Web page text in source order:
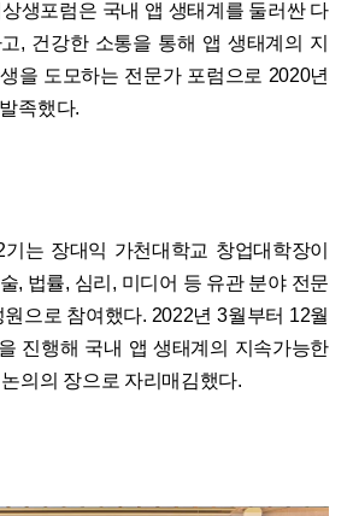
생포럼은 국내 앱 생태계를 둘러싼 다
, 건강한 소통을 통해 앱 생태계의 지
을 도모하는 전문가 포럼으로 2020년
족했다.
는 장대익 가천대학교 창업대학장이
, 법률, 심리, 미디어 등 유관 분야 전문
으로 참여했다. 2022년 3월부터 12월
진행해 국내 앱 생태계의 지속가능한
의의 장으로 자리매김했다.